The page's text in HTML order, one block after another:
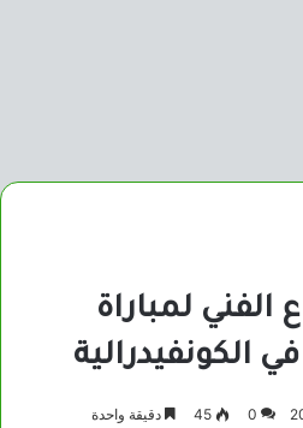
الفني لمباراة
الكونفيدرالية
0
45 دقيقة واحدة